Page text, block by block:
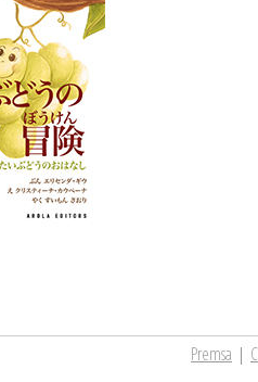
Premsa |